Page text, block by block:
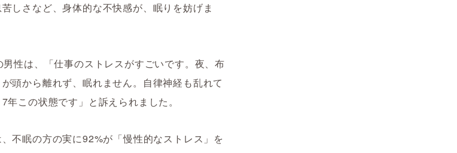
しさなど、身体的な不快感が、眠りを妨げま
性は、「仕事のストレスがすごいです。夜、布
頭から離れず、眠れません。自律神経も乱れて
年この状態です」と訴えられました。
不眠の方の実に92%が「慢性的なストレス」を